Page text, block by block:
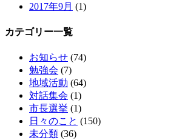
2017年9月 (1)
カテゴリー一覧
お知らせ (74)
勉強会 (7)
地域活動 (64)
対話集会 (1)
市長選挙 (1)
日々のこと (150)
未分類 (36)